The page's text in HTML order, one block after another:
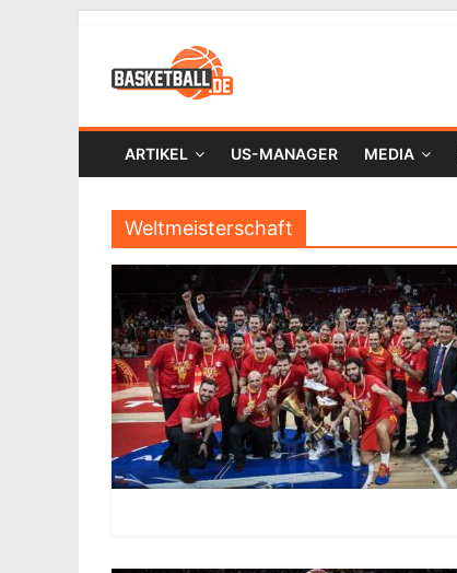
ARTIKEL US-MANAGER MEDIA
Weltmeisterschaft